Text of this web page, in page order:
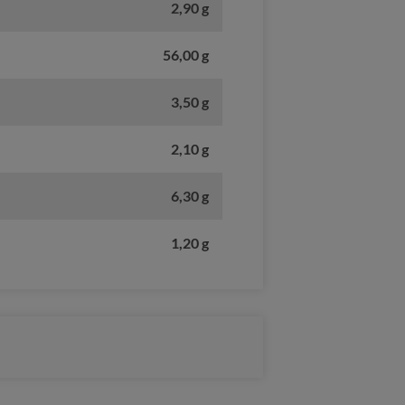
2,90 g
56,00 g
3,50 g
2,10 g
6,30 g
1,20 g